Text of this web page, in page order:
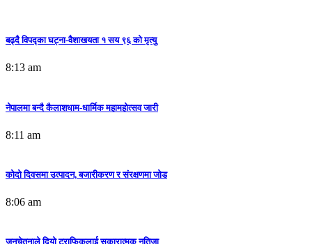
बढ्दै विपद्का घट्ना-वैशाखयता १ सय ९६ को मृत्यु
8:13 am
नेपालमा बन्दै कैलाशधाम-धार्मिक महामहोत्सव जारी
8:11 am
कोदो दिवसमा उत्पादन, बजारीकरण र संरक्षणमा जोड
8:06 am
जनचेतनाले दियो ट्राफिकलाई सकारात्मक नतिजा